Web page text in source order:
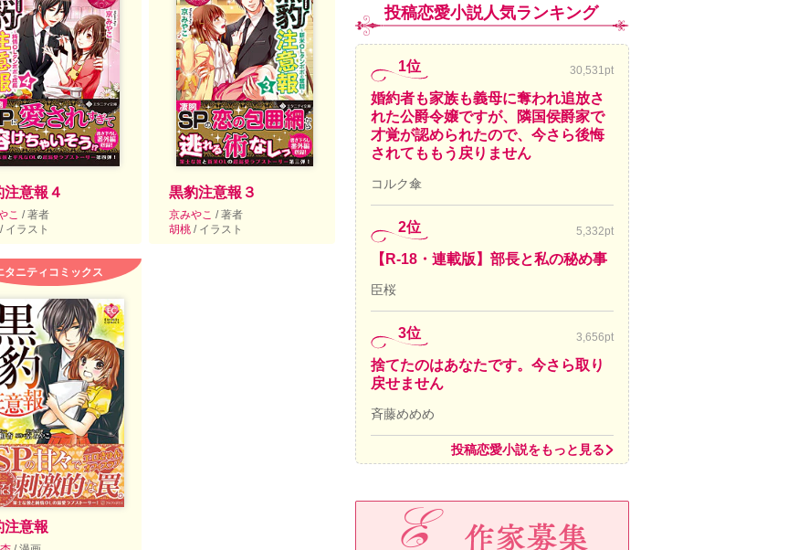
注意報４
こ / 著者
/ イラスト
黒豹注意報３
京みやこ / 著者
胡桃 / イラスト
タニティコミックス
注意報
投稿恋愛小説人気ランキング
1位 30,531pt
婚約者も家族も義母に奪われ追放さ
れた公爵令嬢ですが、隣国侯爵家で
才覚が認められたので、今さら後悔
されてももう戻りません
コルク傘
2位 5,332pt
【R-18・連載版】部長と私の秘め事
臣桜
3位 3,656pt
捨てたのはあなたです。今さら取り
戻せません
斉藤めめめ
投稿恋愛小説をもっと見る